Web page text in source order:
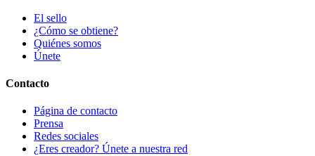
El sello
¿Cómo se obtiene?
Quiénes somos
Únete
Contacto
Página de contacto
Prensa
Redes sociales
¿Eres creador? Únete a nuestra red